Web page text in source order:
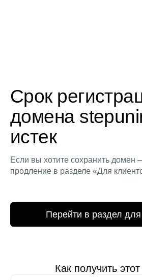
Срок
домена
истек
Если вы хотите сохранить домен
продление в разделе «Для
Перейти в раздел
Как получить